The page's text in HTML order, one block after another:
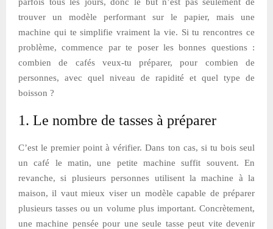
trouver un modèle performant sur le papier, mais une
machine qui te simplifie vraiment la vie. Si tu rencontres ce
problème, commence par te poser les bonnes questions :
combien de cafés veux-tu préparer, pour combien de
personnes, avec quel niveau de rapidité et quel type de
boisson ?
1. Le nombre de tasses à préparer
C’est le premier point à vérifier. Dans ton cas, si tu bois seul
un café le matin, une petite machine suffit souvent. En
revanche, si plusieurs personnes utilisent la machine à la
maison, il vaut mieux viser un modèle capable de préparer
plusieurs tasses ou un volume plus important. Concrètement,
une machine pensée pour une seule tasse peut vite devenir